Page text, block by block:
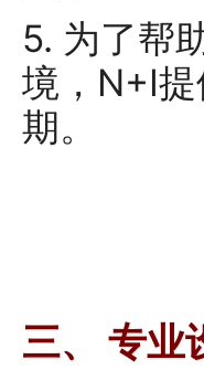
5. 为了帮
境，N+I
期。
三、 专业